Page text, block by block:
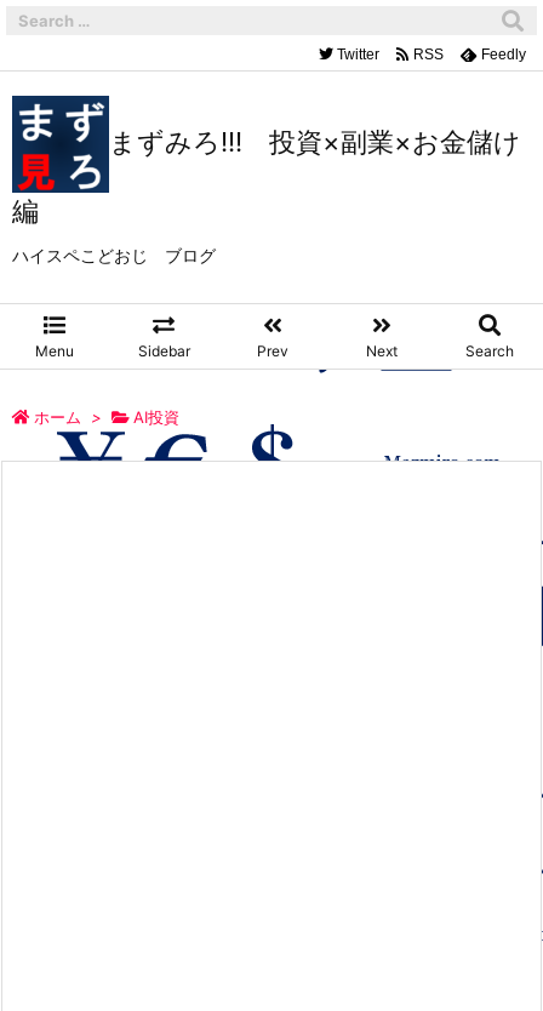
まずみろ!!! 投資×副業×お金儲け
編
ハイスペこどおじ ブログ
Menu Sidebar Prev Next Search
Twitter RSS Feedly
ホーム > AI投資